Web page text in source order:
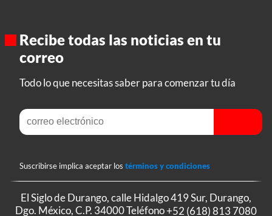
Recibe todas las noticias en tu
correo
Todo lo que necesitas saber para comenzar tu día
Suscribirse implica aceptar los términos y condiciones
El Siglo de Durango, calle Hidalgo 419 Sur, Durango,
Dgo. México, C.P. 34000 Teléfono+52 (618) 813 7080